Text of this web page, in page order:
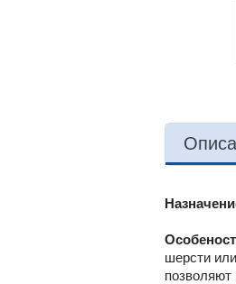
шерсти